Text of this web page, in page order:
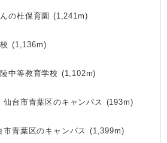
の杜保育園 (1,241m)
(1,136m)
中等教育学校 (1,102m)
台市青葉区のキャンパス (193m)
青葉区のキャンパス (1,399m)